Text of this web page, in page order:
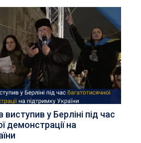
у Берліні під час
демонстрації на